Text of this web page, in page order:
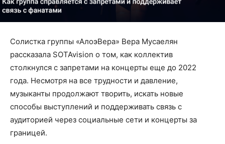
Солистка группы «АлоэВера» Вера Мусаелян
рассказала SOTAvision о том, как коллектив
столкнулся с запретами на концерты еще до 2022
года. Несмотря на все трудности и давление,
музыканты продолжают творить, искать новые
способы выступлений и поддерживать связь с
аудиторией через социальные сети и концерты за
границей.